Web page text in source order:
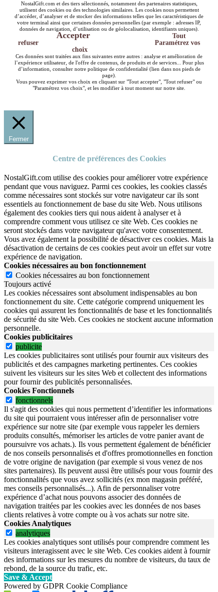
NostalGift.com et des tiers sélectionnés, notamment des partenaires statistiques,
utilisent des cookies ou des technologies similaires. Les cookies nous permettent
d’accéder, d’analyser et de stocker des informations telles que les caractéristiques de
votre terminal ainsi que certaines données personnelles (par exemple : adresses IP,
données de navigation, d’utilisation ou de géolocalisation, identifiants uniques).
Accepter
Tout
refuser
Paramétrez vos
choix
Ces données sont traitées aux fins suivantes entre autres : analyse et amélioration de
l’expérience utilisateur, de l'offre de contenus, de produits et de services... Pour plus
d’information, consulter notre politique de confidentialité (lien dans nos pieds de
page).
Vous pouvez exprimer vos choix en cliquant sur "Tout accepter", "Tout refuser" ou
"Paramétrez vos choix", et les modifier à tout moment sur notre site.
Fermer
Centre de préférences des Cookies
NostalGift.com utilise des cookies pour améliorer votre expérience
pendant que vous naviguez. Parmi ces cookies, les cookies classés
comme nécessaires sont stockés sur votre navigateur car ils sont
essentiels au fonctionnement de base du site Web. Nous utilisons
également des cookies tiers qui nous aident à analyser et à
comprendre comment vous utilisez ce site Web. Ces cookies ne
seront stockés dans votre navigateur qu'avec votre consentement.
Vous avez également la possibilité de désactiver ces cookies. Mais la
désactivation de certains de ces cookies peut avoir un effet sur votre
expérience de navigation.
Cookies nécessaires au bon fonctionnement
Cookies nécessaires au bon fonctionnement
Toujours activé
Les cookies nécessaires sont absolument indispensables au bon
fonctionnement du site. Cette catégorie comprend uniquement les
cookies qui assurent les fonctionnalités de base et les fonctionnalités
de sécurité du site Web. Ces cookies ne stockent aucune information
personnelle.
Cookies publicitaires
publicite
Les cookies publicitaires sont utilisés pour fournir aux visiteurs des
publicités et des campagnes marketing pertinentes. Ces cookies
suivent les visiteurs sur les sites Web et collectent des informations
pour fournir des publicités personnalisées.
Cookies Fonctionnels
fonctionnels
Il s'agit des cookies qui nous permettent d’identifier les informations
du site qui pourraient vous intéresser afin de personnaliser votre
expérience sur notre site (par exemple vous rappeler les derniers
produits consultés, mémoriser les articles de votre panier avant de
poursuivre vos achats.). Ils vous permettent également de bénéficier
de nos conseils personnalisés et d'offres promotionnelles en fonction
de votre origine de navigation (par exemple si vous venez de nos
sites partenaires). Ils peuvent aussi être utilisés pour vous fournir des
fonctionnalités que vous avez sollicités (ex mon magasin préféré,
mes conseils personnalisés...). Afin de personnaliser votre
expérience d’achat nous pouvons associer des données de
navigation traitées par les cookies avec les données de nos bases
clients relatives à votre compte ou à vos achats sur notre site.
Cookies Analytiques
analytiques
Les cookies analytiques sont utilisés pour comprendre comment les
visiteurs interagissent avec le site Web. Ces cookies aident à fournir
des informations sur les mesures du nombre de visiteurs, du taux de
rebond, de la source du trafic, etc.
Save & Accept
Powered by GDPR Cookie Compliance